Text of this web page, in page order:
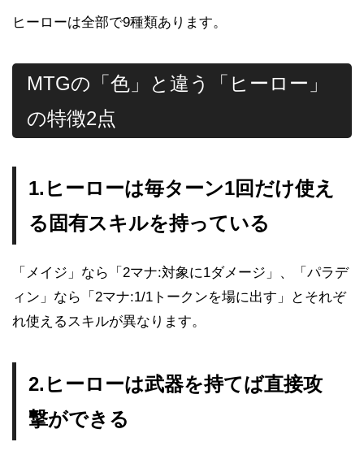
ヒーローは全部で9種類あります。
MTGの「色」と違う「ヒーロー」
の特徴2点
1.ヒーローは毎ターン1回だけ使え
る固有スキルを持っている
「メイジ」なら「2マナ:対象に1ダメージ」、「パラデ
ィン」なら「2マナ:1/1トークンを場に出す」とそれぞ
れ使えるスキルが異なります。
2.ヒーローは武器を持てば直接攻
撃ができる